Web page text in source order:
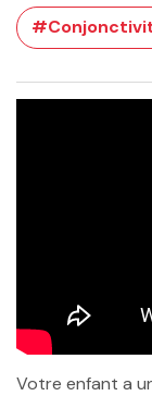
Votre enfant a